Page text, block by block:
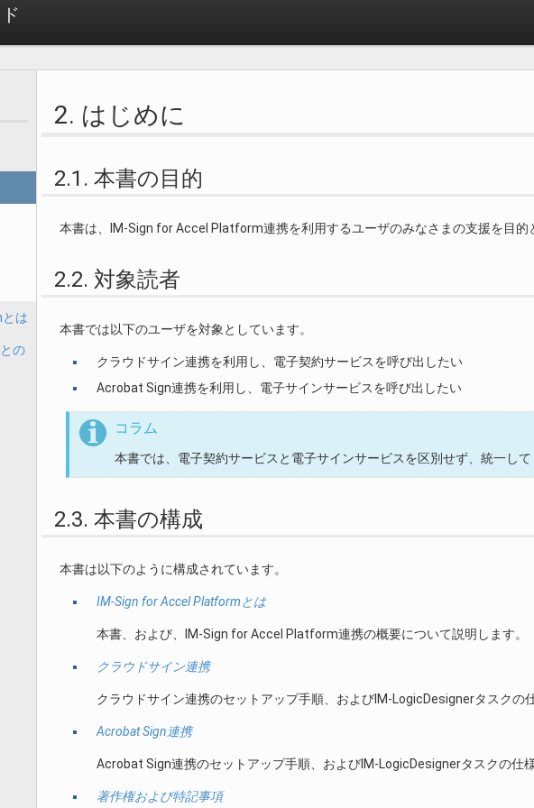
は
の
2. はじめに
2.1. 本書の目的
本書は、IM-Sign for Accel Platform連携を利用するユーザのみなさまの支援を目的
2.2. 対象読者
本書では以下のユーザを対象としています。
クラウドサイン連携を利用し、電子契約サービスを呼び出したい
Acrobat Sign連携を利用し、電子サインサービスを呼び出したい
コラム
本書では、電子契約サービスと電子サインサービスを区別せず、統一して
2.3. 本書の構成
本書は以下のように構成されています。
IM-Sign for Accel Platformとは
本書、および、IM-Sign for Accel Platform連携の概要について説明します。
クラウドサイン連携
クラウドサイン連携のセットアップ手順、およびIM-LogicDesignerタスクの
Acrobat Sign連携
Acrobat Sign連携のセットアップ手順、およびIM-LogicDesignerタスクの仕様
著作権および特記事項